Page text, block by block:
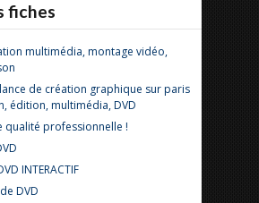
fiches
multimédia, montage vidéo,
de création graphique sur paris
édition, multimédia, DVD
qualité professionnelle !
INTERACTIF
DVD